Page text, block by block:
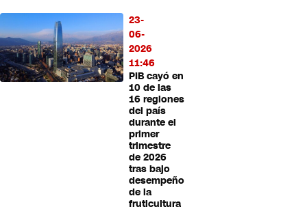
23-
06-
2026
11:46
PIB cayó en
10 de las
16 regiones
del país
durante el
primer
trimestre
de 2026
tras bajo
desempeño
de la
fruticultura